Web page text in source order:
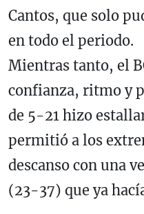
Cantos, que solo
en todo el periodo.
Mientras tanto, el
confianza, ritmo y
de 5-21 hizo
permitió a los
descanso con una
(23-37) que ya